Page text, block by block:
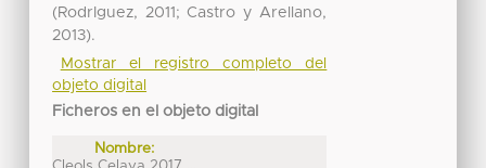
(RodrIguez, 2011; Castro y Arellano,
2013).
Mostrar el registro completo del
objeto digital
Ficheros en el objeto digital
Nombre: